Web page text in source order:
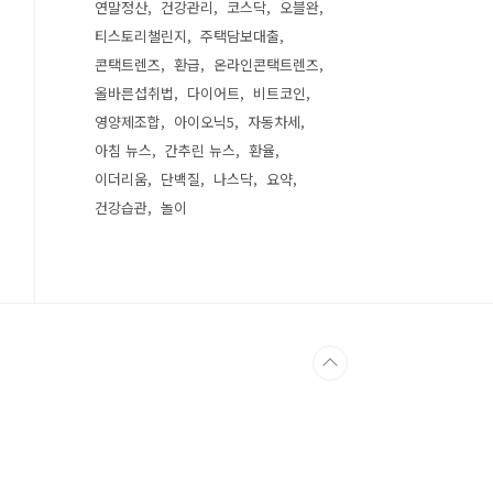
연말정산
건강관리 코스닥
오블완
티스토리챌린지
주택담보대출
콘택트렌즈
환급
온라인콘택트렌즈
올바른섭취법
다이어트
비트코인
영양제조합
아이오닉5
자동차세
아침 뉴스
간추린 뉴스
환율
이더리움
단백질 나스닥
요약
건강습관
놀이